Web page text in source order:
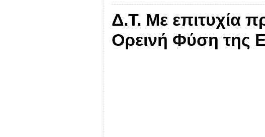
Δ.Τ. Με επιτυχία
Ορεινή Φύση της